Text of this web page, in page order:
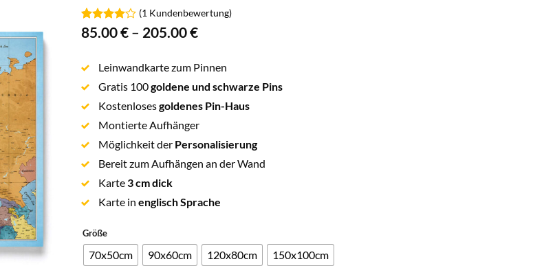
Bewertet
mit4.00
basierend
auf
1
Kundenbewertung
(1 Kundenbewertung)
85.00€ – 205.00€
Leinwandkarte zum Pinnen
Gratis 100goldene und schwarze Pins
Kostenlosesgoldenes Pin-Haus
Montierte Aufhänger
Möglichkeit der Personalisierung
Bereit zum Aufhängen an der Wand
Karte3 cm dick
Karte in englisch Sprache
Größe
70x50cm 90x60cm 120x80cm 150x100cm